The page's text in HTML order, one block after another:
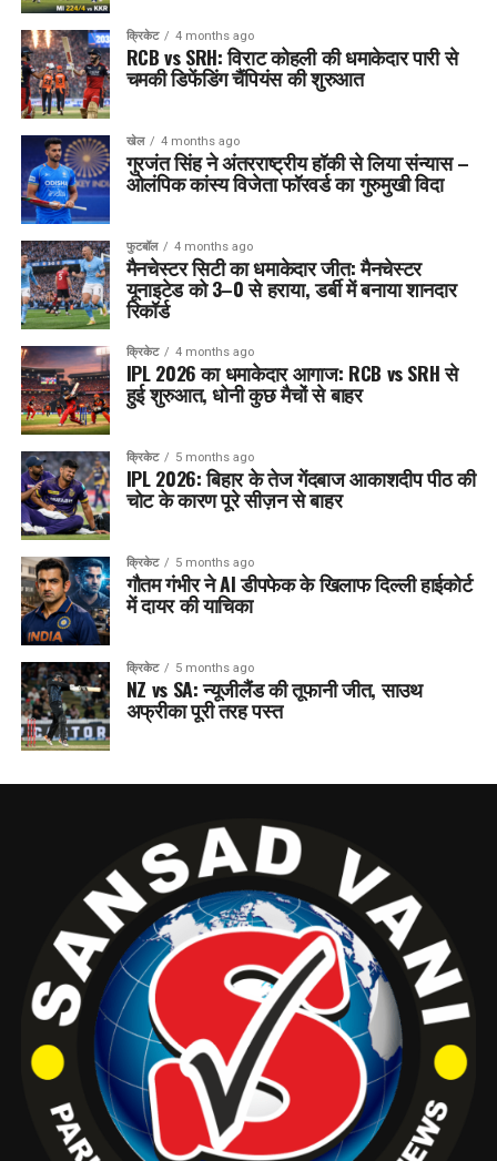
क्रिकेट 4 months ago
RCB vs SRH: विराट कोहली की धमाकेदार पारी से
चमकी डिफेंडिंग चैंपियंस की शुरुआत
खेल 4 months ago
गुरजंत सिंह ने अंतरराष्ट्रीय हॉकी से लिया संन्यास –
ओलंपिक कांस्य विजेता फॉरवर्ड का गुरुमुखी विदा
फुटबॉल 4 months ago
मैनचेस्टर सिटी का धमाकेदार जीत: मैनचेस्टर
यूनाइटेड को 3–0 से हराया, डर्बी में बनाया शानदार
रिकॉर्ड
क्रिकेट 4 months ago
IPL 2026 का धमाकेदार आगाज: RCB vs SRH से
हुई शुरुआत, धोनी कुछ मैचों से बाहर
क्रिकेट 5 months ago
IPL 2026: बिहार के तेज गेंदबाज आकाशदीप पीठ की
चोट के कारण पूरे सीज़न से बाहर
क्रिकेट 5 months ago
गौतम गंभीर ने AI डीपफेक के खिलाफ दिल्ली हाईकोर्ट
में दायर की याचिका
क्रिकेट 5 months ago
NZ vs SA: न्यूजीलैंड की तूफानी जीत, साउथ
अफ्रीका पूरी तरह पस्त